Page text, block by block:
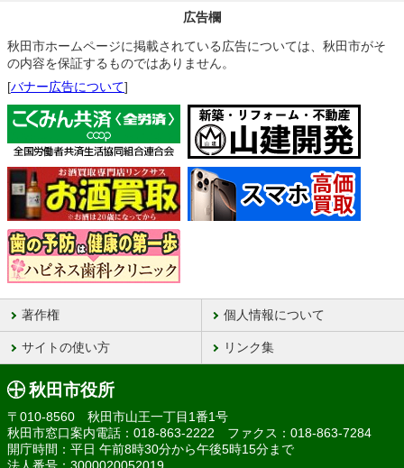
広告欄
秋田市ホームページに掲載されている広告については、秋田市がそ
の内容を保証するものではありません。
[バナー広告について]
著作権 個人情報について
サイトの使い方 リンク集
秋田市役所
〒010-8560 秋田市山王一丁目1番1号
秋田市窓口案内電話：018-863-2222 ファクス：018-863-7284
開庁時間：平日 午前8時30分から午後5時15分まで